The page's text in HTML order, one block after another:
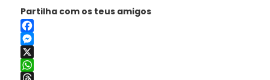
Partilha com os teus amigos
Facebook
Messenger
X